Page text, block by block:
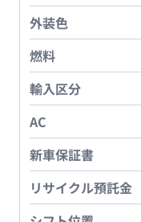
外装色
燃料
輸入区分
AC
新車保証書
リサイクル預託金